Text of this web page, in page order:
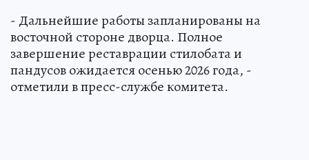
- Дальнейшие работы запланированы на
восточной стороне дворца. Полное
завершение реставрации стилобата и
пандусов ожидается осенью 2026 года, -
отметили в пресс-службе комитета.